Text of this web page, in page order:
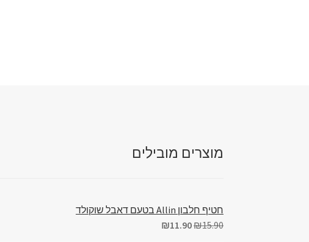
מוצרים מובילים
חטיף חלבון Allin בטעם דאבל שוקולד
₪15.90
₪11.90